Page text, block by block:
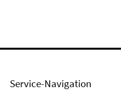
Service-Navigation